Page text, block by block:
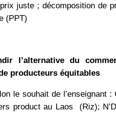
juste ; décomposition de
(PPT)
l’alternative du
producteurs équitables
le souhait de l’enseignant
product au Laos (Riz);